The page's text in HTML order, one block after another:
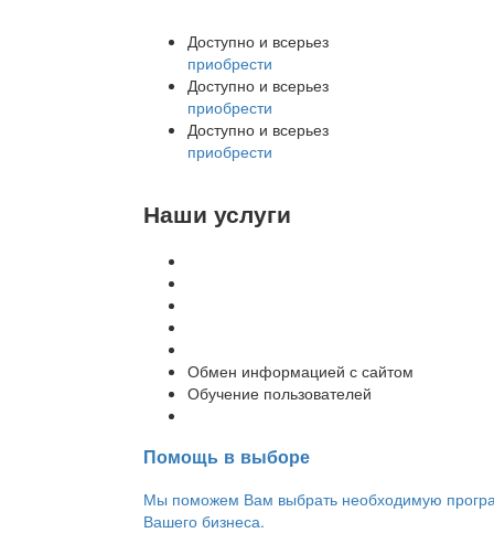
Доступно и всерьез
приобрести
Доступно и всерьез
приобрести
Доступно и всерьез
приобрести
Наши услуги
Обмен информацией с сайтом
Обучение пользователей
Помощь в выборе
Мы поможем Вам выбрать необходимую
Вашего бизнеса.